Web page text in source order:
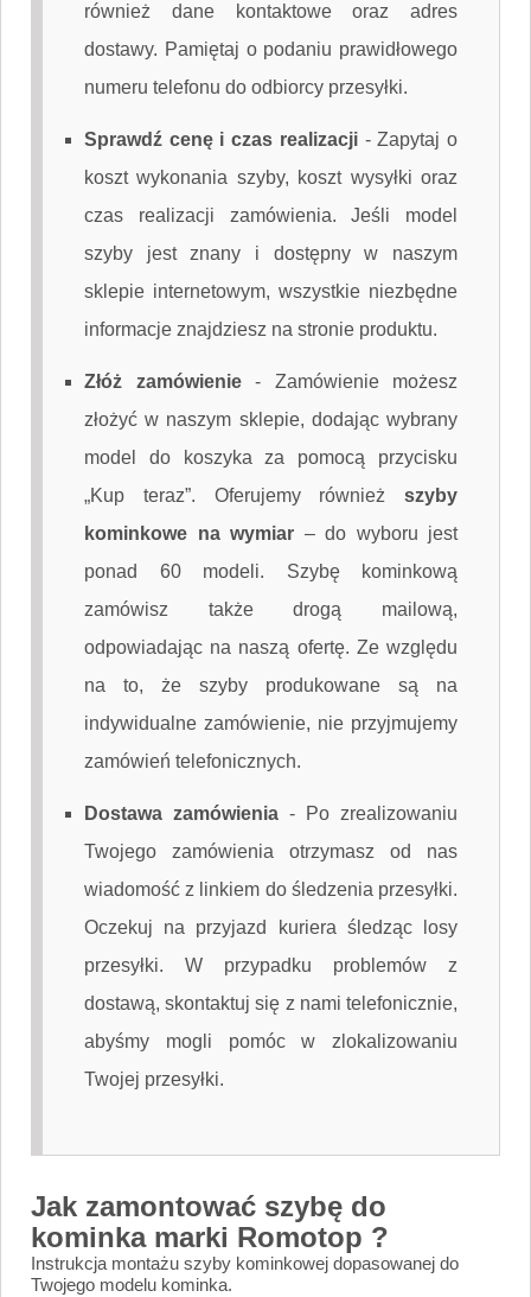
również dane kontaktowe oraz adres
dostawy. Pamiętaj o podaniu prawidłowego
numeru telefonu do odbiorcy przesyłki.
Sprawdź cenę i czas realizacji-Zapytaj o
koszt wykonania szyby, koszt wysyłki oraz
czas realizacji zamówienia. Jeśli model
szyby jest znany i dostępny w naszym
sklepie internetowym, wszystkie niezbędne
informacje znajdziesz na stronie produktu.
Złóż zamówienie- Zamówienie możesz
złożyć w naszym sklepie, dodając wybrany
model do koszyka za pomocą przycisku
„Kup teraz”. Oferujemy również szyby
kominkowe na wymiar – do wyboru jest
ponad 60 modeli. Szybę kominkową
zamówisz także drogą mailową,
odpowiadając na naszą ofertę. Ze względu
na to, że szyby produkowane są na
indywidualne zamówienie, nie przyjmujemy
zamówień telefonicznych.
Dostawa zamówienia -
Po zrealizowaniu
Twojego zamówienia otrzymasz od nas
wiadomość z linkiem do śledzenia przesyłki.
Oczekuj na przyjazd kuriera śledząc losy
przesyłki. W przypadku problemów z
dostawą, skontaktuj się z nami telefonicznie,
abyśmy mogli pomóc w zlokalizowaniu
Twojej przesyłki.
Jak zamontować szybę do
kominka marki Romotop ?
Instrukcja montażu szyby kominkowej dopasowanej do
Twojego modelu kominka.